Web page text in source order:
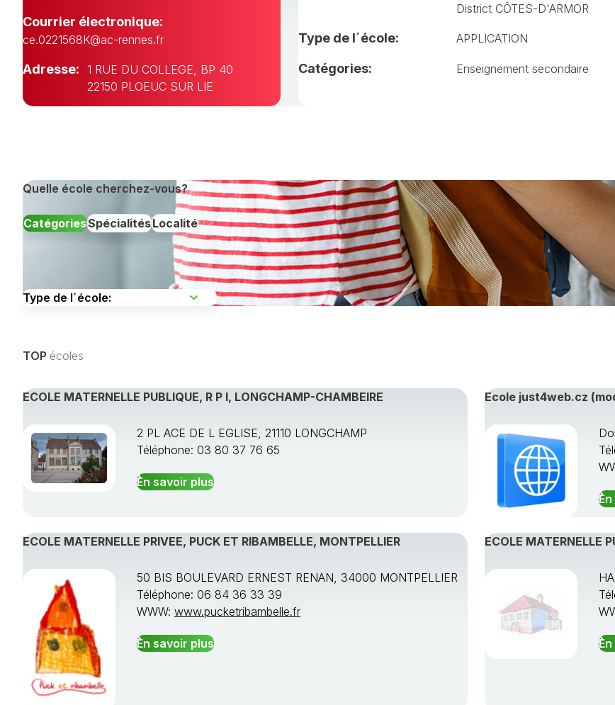
Courrier électronique:
ce.0221568K@ac-rennes.fr
Adresse: 1 RUE DU COLLEGE, BP 40
22150 PLOEUC SUR LIE
District CÔTES-D'ARMOR
Type de l´école: APPLICATION
Catégories: Enseignement secondaire
Quelle école cherchez-vous?
CatégoriesSpécialitésLocalité
TOP écoles
ECOLE MATERNELLE PUBLIQUE, R P I, LONGCHAMP-CHAMBEIRE
2 PL ACE DE L EGLISE, 21110 LONGCHAMP
Téléphone: 03 80 37 76 65
En savoir plus
Ecole just4web.cz
ECOLE MATERNELLE PRIVEE, PUCK ET RIBAMBELLE, MONTPELLIER
50 BIS BOULEVARD ERNEST RENAN, 34000 MONTPELLIER
Téléphone: 06 84 36 33 39
WWW: www.pucketribambelle.fr
En savoir plus
ECOLE MATERNELLE